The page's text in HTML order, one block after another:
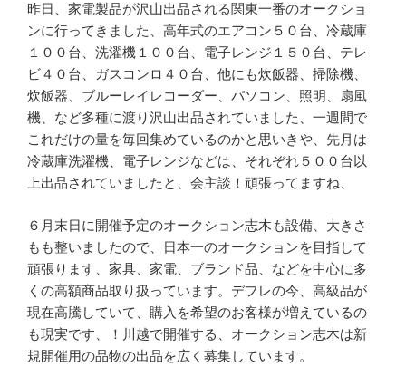
昨日、家電製品が沢山出品される関東一番のオークショ
ンに行ってきました、高年式のエアコン５０台、冷蔵庫
１００台、洗濯機１００台、電子レンジ１５０台、テレ
ビ４０台、ガスコンロ４０台、他にも炊飯器、掃除機、
炊飯器、ブルーレイレコーダー、パソコン、照明、扇風
機、など多種に渡り沢山出品されていました、一週間で
これだけの量を毎回集めているのかと思いきや、先月は
冷蔵庫洗濯機、電子レンジなどは、それぞれ５００台以
上出品されていましたと、会主談！頑張ってますね、
６月末日に開催予定のオークション志木も設備、大きさ
もも整いましたので、日本一のオークションを目指して
頑張ります、家具、家電、ブランド品、などを中心に多
くの高額商品取り扱っています。デフレの今、高級品が
現在高騰していて、購入を希望のお客様が増えているの
も現実です、！川越で開催する、オークション志木は新
規開催用の品物の出品を広く募集しています。